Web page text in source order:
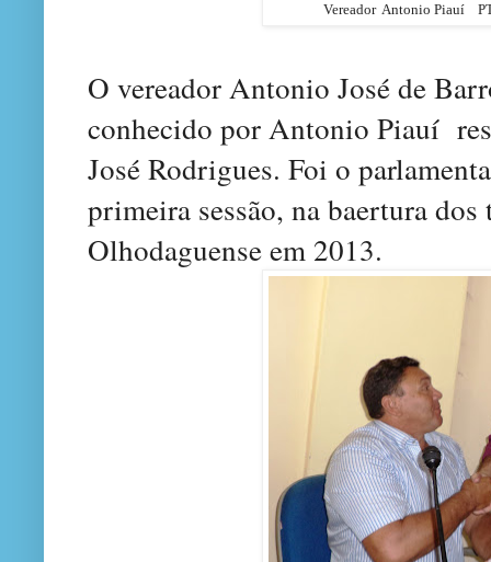
Vereador Antonio Piauí
O vereador Antonio José de
conhecido por Antonio Piauí
José Rodrigues. Foi o
primeira sessão, na baertura
Olhodaguense em 2013.